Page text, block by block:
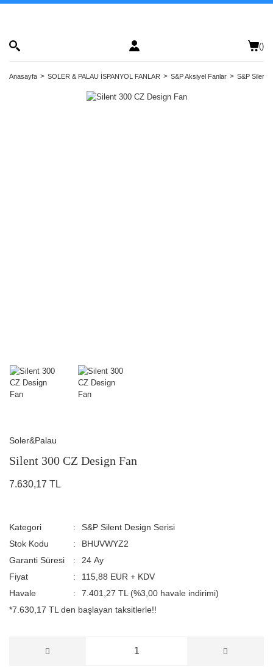
()
Anasayfa SOLER & PALAU İSPANYOL FANLAR S&P Aksiyel Fanlar S&P Silent
Soler&Palau
Silent 300 CZ Design Fan
7.630,17 TL
Kategori
S&P Silent Design Serisi
Stok Kodu
BHUVWYZ2
Garanti Süresi
24 Ay
Fiyat
115,88 EUR + KDV
Havale
7.401,27 TL (%3,00 havale indirimi)
*7.630,17 TL den başlayan taksitlerle!!